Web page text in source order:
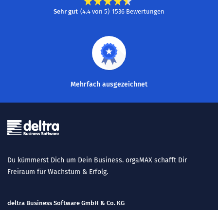
Sehr gut (4.4 von 5) 1536 Bewertungen
Mehrfach ausgezeichnet
Du kümmerst Dich um Dein Business. orgaMAX schafft Dir
Freiraum für Wachstum & Erfolg.
deltra Business Software GmbH & Co. KG